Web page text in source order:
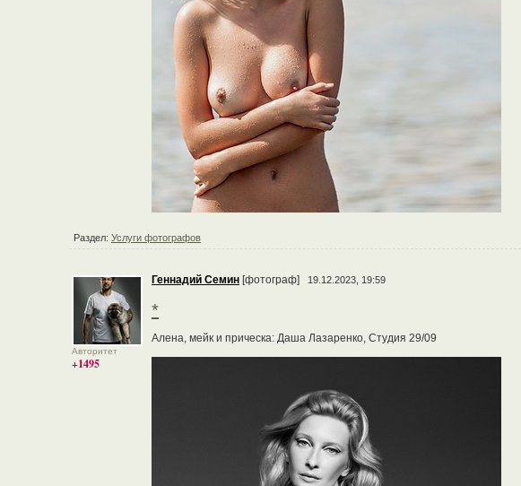
Раздел: Услуги фотографов
Авторитет
+1495
Геннадий Семин [фотограф] 19.12.2023, 19:59
*
Алена, мейк и прическа: Даша Лазаренко, Студия 29/09